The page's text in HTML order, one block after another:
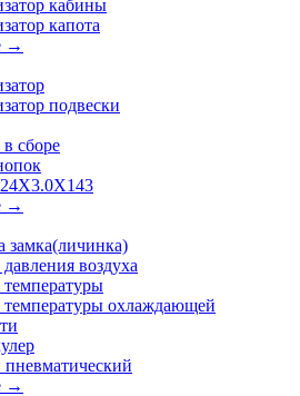
кабины
капота
→
подвески
сборе
→
замка(личинка)
воздуха
температуры
температуры охлаждающей
→